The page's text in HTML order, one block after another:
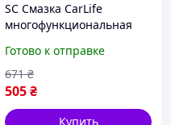
SC Смазка CarLife
многофункциональная
механизмов и узлов
универсальное средство
CH2_99K
Готово к отправке
505₴
671 ₴
Купить